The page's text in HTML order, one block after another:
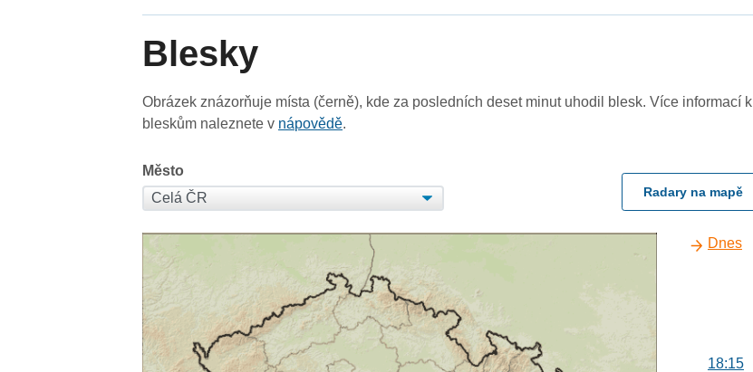
Blesky
Obrázek znázorňuje místa (černě), kde za posledních deset minut uhodil blesk. Více informací k
bleskům naleznete v nápovědě.
Město
Radary na mapě
Dnes
18:15